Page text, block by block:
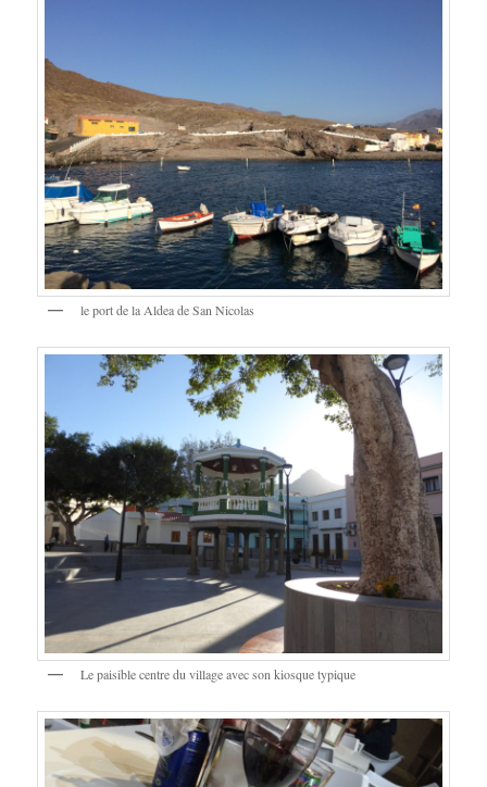
le port de la Aldea de San Nicolas
Le paisible centre du village avec son kiosque typique